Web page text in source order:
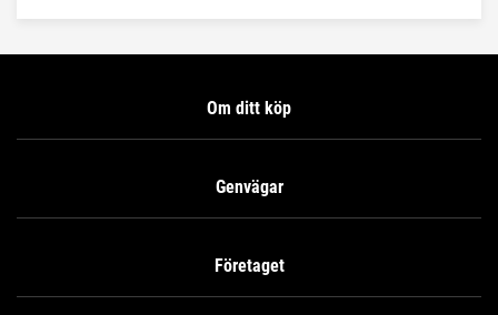
Om ditt köp
Genvägar
Företaget